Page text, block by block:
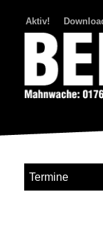
Aktiv!
Termine